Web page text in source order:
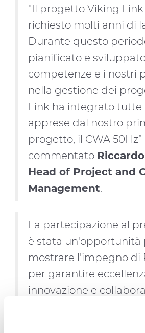
"Il progetto Viking Link
richiesto molti anni di
Durante questo
pianificato e
competenze e i nostri
nella gestione dei
Link ha integrato tutte
apprese dal nostro
progetto, il CWA 50Hz”
commentato
Head of Project and
Management.
La partecipazione al
è stata un'opportunità
mostrare l'impegno di
per garantire
innovazione e
gestione dei progetti.
medaglia d'oro agli